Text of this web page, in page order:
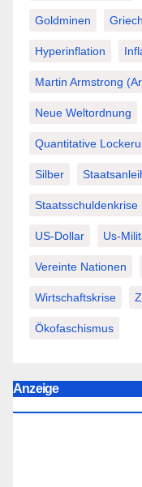
Goldminen
Hyperinflation
Martin Armstrong
Neue Weltordnung
Quantitative
Silber
Staatsschuldenkrise
US-Dollar Us-
Vereinte Nationen
Wirtschaftskrise
Ökofaschismus
Anzeige